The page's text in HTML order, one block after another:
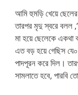
আমি হুমড়ি খেয়ে
তারপর মৃদু স্বরে বলল
মা হয়ে ছেলেকে একথা
এত বড় হয়ে গেছিস
পাদপূরন করে দিল।
সামলাতে হবে, পারবি